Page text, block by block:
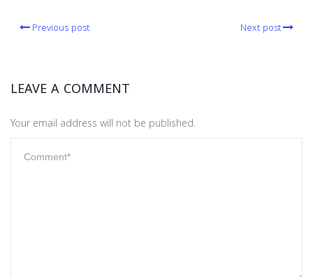
Previous post Next post
LEAVE A COMMENT
Your email address will not be published.